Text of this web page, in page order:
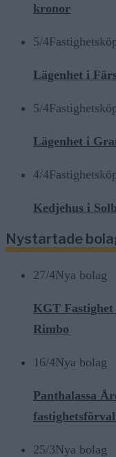
kronor
5/4
Lägenhet i
5/4
Lägenhet i
4/4
Kedjehus i
Nystartade
27/4Nya bolag
KGT
Rimbo
16/4Nya bolag
Panthalassa
25/3Nya bolag